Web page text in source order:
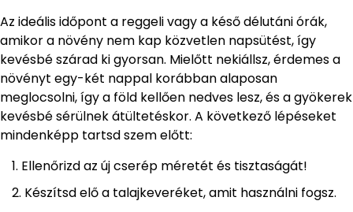
Az ideális időpont a reggeli vagy a késő délutáni órák,
amikor a növény nem kap közvetlen napsütést, így
kevésbé szárad ki gyorsan. Mielőtt nekiállsz, érdemes a
növényt egy-két nappal korábban alaposan
meglocsolni, így a föld kellően nedves lesz, és a gyökerek
kevésbé sérülnek átültetéskor. A következő lépéseket
mindenképp tartsd szem előtt:
Ellenőrizd az új cserép méretét és tisztaságát!
Készítsd elő a talajkeveréket, amit használni fogsz.